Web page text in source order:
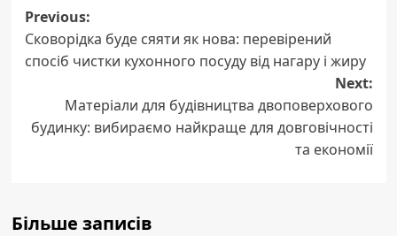
Post
navigation
Previous:
Сковорідка буде сяяти як нова: перевірений
спосіб чистки кухонного посуду від нагару і жиру
Next:
Матеріали для будівництва двоповерхового
будинку: вибираємо найкраще для довговічності
та економії
Більше записів